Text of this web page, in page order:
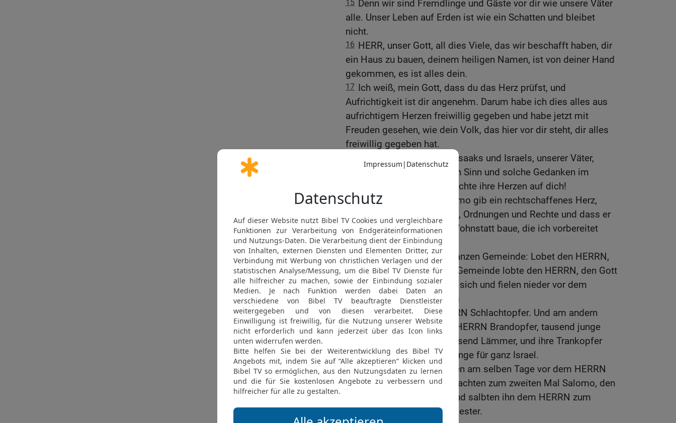
15 Denn wir sind Fremdlinge und Gäste vor dir wie unsere Väter
alle. Unser Leben auf Erden ist wie ein Schatten und bleibet
nicht.
16 HERR, unser Gott, all dies Viele, das wir beschafft haben, dir
ein Haus zu bauen, deinem heiligen Namen, ist von deiner Hand
gekommen, es ist alles dein.
17 Ich weiß, mein Gott, dass du das Herz prüfst, und
Aufrichtigkeit ist dir angenehm. Darum habe ich dies alles aus
aufrichtigem Herzen freiwillig gegeben und habe jetzt mit
Freuden gesehen, wie dein Volk, das hier vor dir steht, dir alles
freiwillig gegeben hat.
HERR, Gott Abrahams, Isaaks und Israels, unserer Väter,
bewahre für immer solchen Sinn und solche Gedanken im
Herzen deines Volks und richte ihre Herzen auf dich!
19 Und meinem Sohn Salomo gib ein rechtschaffenes Herz,
dass er halte deine Gebote, Ordnungen und Rechte und dass er
alles ausführe und diese Wohnstatt baue, die ich vorbereitet
habe.
20 Und David sprach zur ganzen Gemeinde: Lobet den HERRN,
euren Gott! Und die ganze Gemeinde lobte den HERRN, den Gott
ihrer Väter, und sie neigten sich und fielen nieder vor dem
HERRN und vor dem König
21 und opferten dem HERRN Schlachtopfer. Und am andern
Morgen opferten sie dem HERRN Brandopfer, tausend junge
Stiere, tausend Widder, tausend Lämmer, und ihre Trankopfer
sowie Schlachtopfer in Menge für ganz Israel.
22 Und sie aßen und tranken am selben Tage vor dem HERRN
mit großen Freuden und machten zum zweiten Mal Salomo, den
Sohn Davids, zum König und salbten ihn dem HERRN zum
Fürsten und Zadok zum Priester.